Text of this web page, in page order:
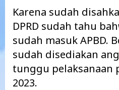
Karena sudah
DPRD sudah tahu
sudah masuk APBD.
sudah disediakan
tunggu pelaksanaan
2023.